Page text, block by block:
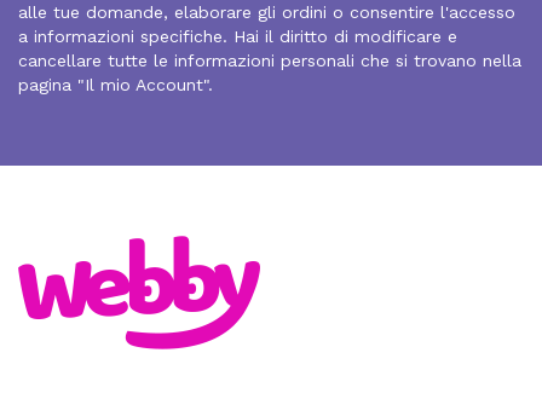
alle tue domande, elaborare gli ordini o consentire l'accesso
a informazioni specifiche. Hai il diritto di modificare e
cancellare tutte le informazioni personali che si trovano nella
pagina "Il mio Account".